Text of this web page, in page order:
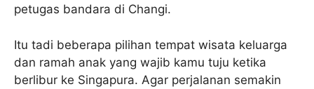
petugas bandara di Changi.
Itu tadi beberapa pilihan tempat wisata keluarga
dan ramah anak yang wajib kamu tuju ketika
berlibur ke Singapura. Agar perjalanan semakin